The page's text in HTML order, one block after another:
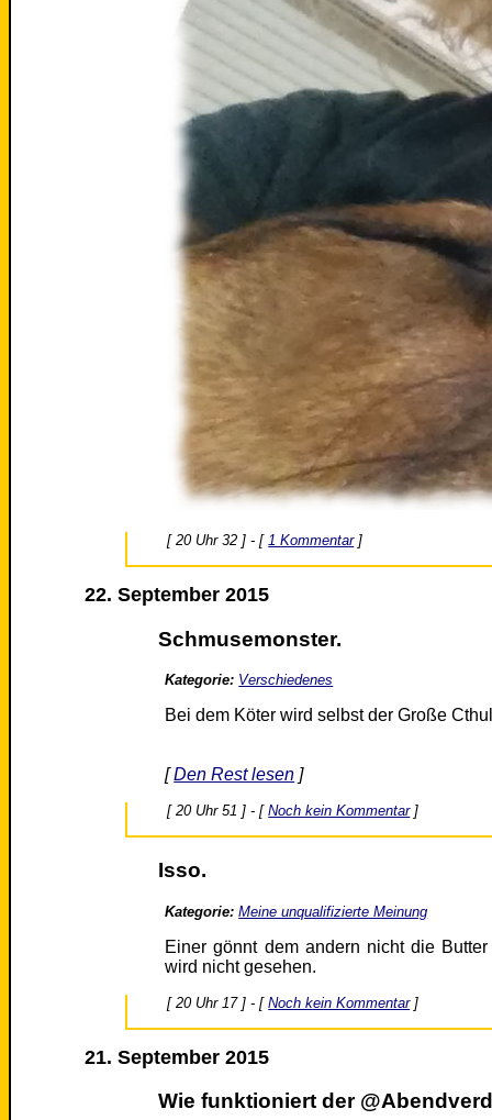
[ 20 Uhr 32 ] - [ 1 Kommentar]
22. September 2015
Schmusemonster.
Kategorie: Verschiedenes
Bei dem Köter wird selbst der Große
[Den Rest lesen ]
[ 20 Uhr 51 ] - [Noch kein Kommentar]
Isso.
Kategorie: Meine unqualifizierte Meinung
Einer gönnt dem andern nicht die
wird nicht gesehen.
[ 20 Uhr 17 ] - [Noch kein Kommentar]
21. September 2015
Wie funktioniert der